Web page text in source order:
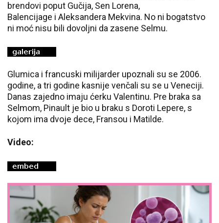
brendovi poput Gučija, Sen Lorena,
Balencijage i Aleksandera Mekvina. No ni bogatstvo
ni moć nisu bili dovoljni da zasene Selmu.
Glumica i francuski milijarder upoznali su se 2006.
godine, a tri godine kasnije venčali su se u Veneciji.
Danas zajedno imaju ćerku Valentinu. Pre braka sa
Selmom, Pinault je bio u braku s Doroti Lepere, s
kojom ima dvoje dece, Fransou i Matilde.
Video: